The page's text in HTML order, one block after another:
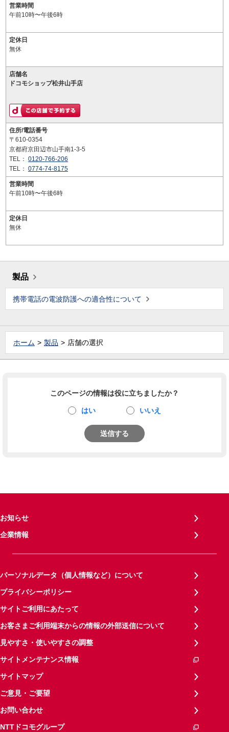
営業時間
午前10時〜午後6時
定休日
無休
店舗名
ドコモショップ松井山手店
住所/電話番号
〒610-0354
京都府京田辺市山手南1-3-5
TEL： 0120-766-206
TEL： 0774-74-8175
営業時間
午前10時〜午後6時
定休日
無休
製品
携帯電話の電波防護への適合性について
ホーム 製品 店舗の選択
このページの情報は役に立ちましたか？
はい いいえ
送信する
お知らせ
企業情報
パーソナルデータ（個人情報など）について
プライバシーポリシー
サイトご利用にあたって
お客さまご利用端末からの情報の外部送信について
見やすさ・使いやすさの調整
サイトメンテナンス情報
サイトマップ
ご意見・ご要望
お問い合わせ
NTTドコモグループ